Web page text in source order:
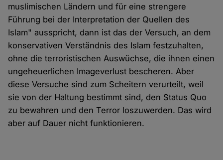
muslimischen Ländern und für eine strengere
Führung bei der Interpretation der Quellen des
Islam" ausspricht, dann ist das der Versuch, an dem
konservativen Verständnis des Islam festzuhalten,
ohne die terroristischen Auswüchse, die ihnen einen
ungeheuerlichen Imageverlust bescheren. Aber
diese Versuche sind zum Scheitern verurteilt, weil
sie von der Haltung bestimmt sind, den Status Quo
zu bewahren und den Terror loszuwerden. Das wird
aber auf Dauer nicht funktionieren.